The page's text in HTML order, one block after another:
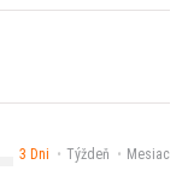
3 Dni Týždeň Mesiac